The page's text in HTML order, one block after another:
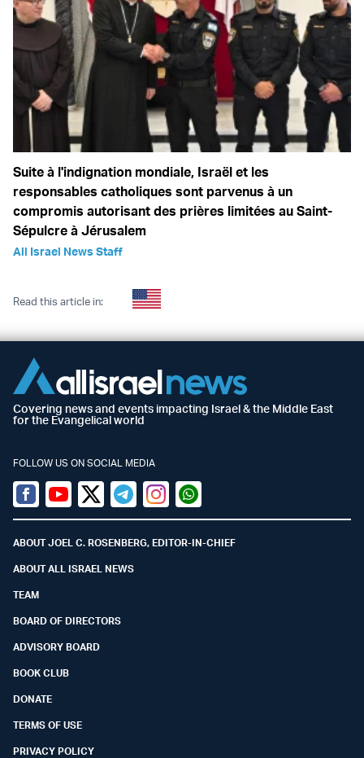
Suite à l'indignation mondiale, Israël et les
responsables catholiques sont parvenus à un
compromis autorisant des prières limitées au Saint-
Sépulcre à Jérusalem
All Israel News Staff
Read this article in:
Covering news and events impacting Israel & the Middle East
for the Evangelical world
FOLLOW US ON SOCIAL MEDIA
Facebook
YoutubeTwitter (X)
TelegramInstagramWhatsapp
ABOUT JOEL C. ROSENBERG, EDITOR-IN-CHIEF
ABOUT ALL ISRAEL NEWS
TEAM
BOARD OF DIRECTORS
ADVISORY BOARD
BOOK CLUB
DONATE
TERMS OF USE
PRIVACY POLICY